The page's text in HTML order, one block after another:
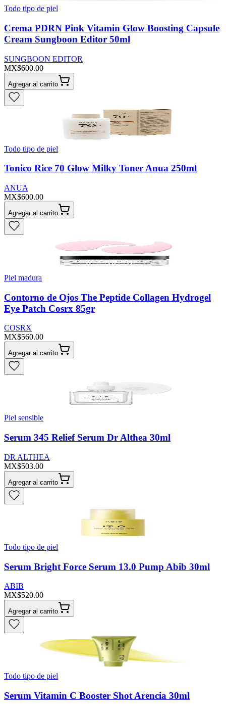
Todo tipo de piel
Crema PDRN Pink Vitamin Glow Boosting Capsule
Cream Sungboon Editor 50ml
SUNGBOON EDITOR
MX$600.00
Agregar al carrito
Todo tipo de piel
Tonico Rice 70 Glow Milky Toner Anua 250ml
ANUA
MX$600.00
Agregar al carrito
Piel madura
Contorno de Ojos The Peptide Collagen Hydrogel
Eye Patch Cosrx 85gr
COSRX
MX$560.00
Agregar al carrito
Piel sensible
Serum 345 Relief Serum Dr Althea 30ml
DR ALTHEA
MX$503.00
Agregar al carrito
Todo tipo de piel
Serum Bright Force Serum 13.0 Pump Abib 30ml
ABIB
MX$520.00
Agregar al carrito
Todo tipo de piel
Serum Vitamin C Booster Shot Arencia 30ml